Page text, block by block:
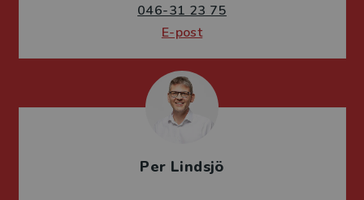
046-31 23 75
E-post
Per Lindsjö